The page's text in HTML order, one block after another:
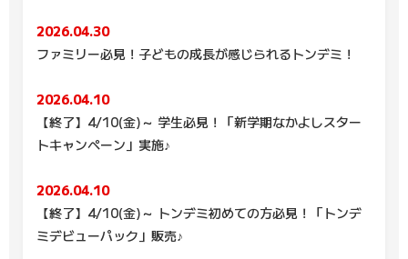
2026.04.30
ファミリー必見！子どもの成長が感じられるトンデミ！
2026.04.10
【終了】4/10(金)～ 学生必見！「新学期なかよしスター
トキャンペーン」実施♪
2026.04.10
【終了】4/10(金)～ トンデミ初めての方必見！「トンデ
ミデビューパック」販売♪